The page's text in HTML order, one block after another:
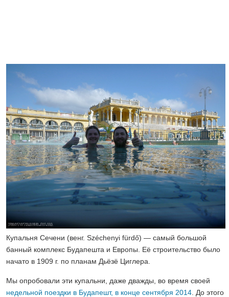
Купальня Сечени (венг. Széchenyi fürdő) — самый большой
банный комплекс Будапешта и Европы. Её строительство было
начато в 1909 г. по планам Дьёзё Циглера.
Мы опробовали эти купальни, даже дважды, во время своей
недельной поездки в Будапешт, в конце сентября 2014 . До этого